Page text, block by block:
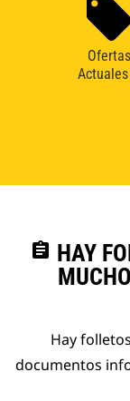
Ofertas
Actuales
assignment HAY
Hay
documentos